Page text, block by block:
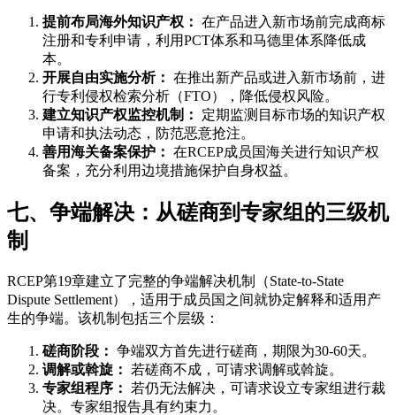
提前布局海外知识产权： 在产品进入新市场前完成商标
注册和专利申请，利用PCT体系和马德里体系降低成
本。
开展自由实施分析： 在推出新产品或进入新市场前，进
行专利侵权检索分析（FTO），降低侵权风险。
建立知识产权监控机制：
定期监测目标市场的知识产权
申请和执法动态，防范恶意抢注。
善用海关备案保护： 在RCEP成员国海关进行知识产权
备案，充分利用边境措施保护自身权益。
七、争端解决：从磋商到专家组的三级机
制
RCEP第19章建立了完整的争端解决机制（State-to-State
Dispute Settlement），适用于成员国之间就协定解释和适用产
生的争端。该机制包括三个层级：
磋商阶段： 争端双方首先进行磋商，期限为30-60天。
调解或斡旋：
若磋商不成，可请求调解或斡旋。
专家组程序：
若仍无法解决，可请求设立专家组进行裁
决。专家组报告具有约束力。